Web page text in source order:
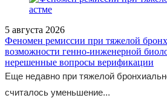
5 августа 2026
Феномен ремиссии при тяжелой
возможности генно-инженерной
нерешенные вопросы верификации
Еще недавно при тяжелой
считалось уменьшение...